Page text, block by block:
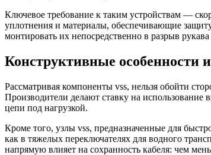
Ключевое требование к таким устройствам —
уплотнения и материалы, обеспечивающие
монтировать их непосредственно в разрыв
Конструктивные особенности
Рассматривая компоненты vss, нельзя обойти
Производители делают ставку на
цепи под нагрузкой.
Кроме того, узлы vss, предназначенные для
как в тяжелых переключателях для водного
напрямую влияет на сохранность кабеля: чем